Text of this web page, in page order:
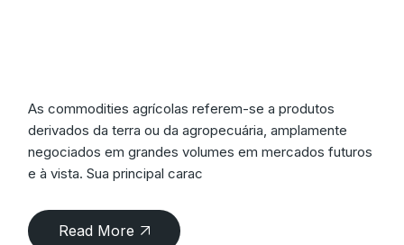
As commodities agrícolas referem-se a produtos
derivados da terra ou da agropecuária, amplamente
negociados em grandes volumes em mercados futuros
e à vista. Sua principal carac
Read More